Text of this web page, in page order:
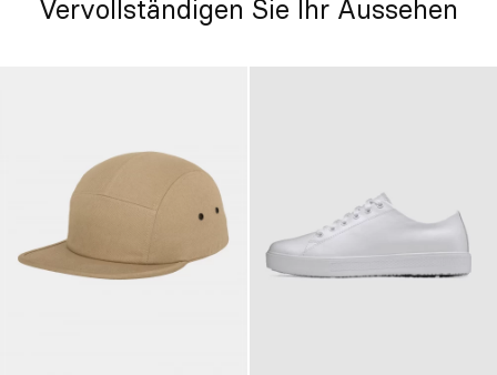
Vervollständigen Sie Ihr Aussehen